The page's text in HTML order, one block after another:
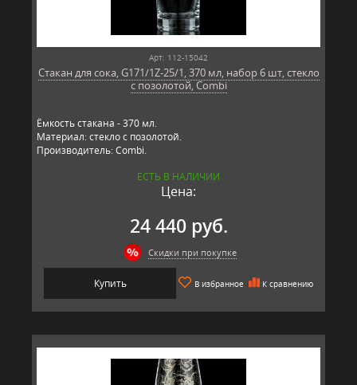
Арт: 112-15042
Стакан для сока, G171/1Z-25/1, 370 мл, набор 6 шт, стекло
с позолотой, Combi
Ёмкость стакана - 370 мл.
Материал: стекло с позолотой.
Производитель: Combi.
ЕСТЬ В НАЛИЧИИ
Цена:
24 440 руб.
Скидки при покупке
Купить В избранное К сравнению